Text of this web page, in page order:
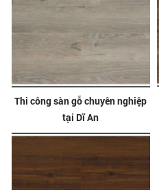
Thi công sàn gỗ chuyên nghiệp
tại Dĩ An